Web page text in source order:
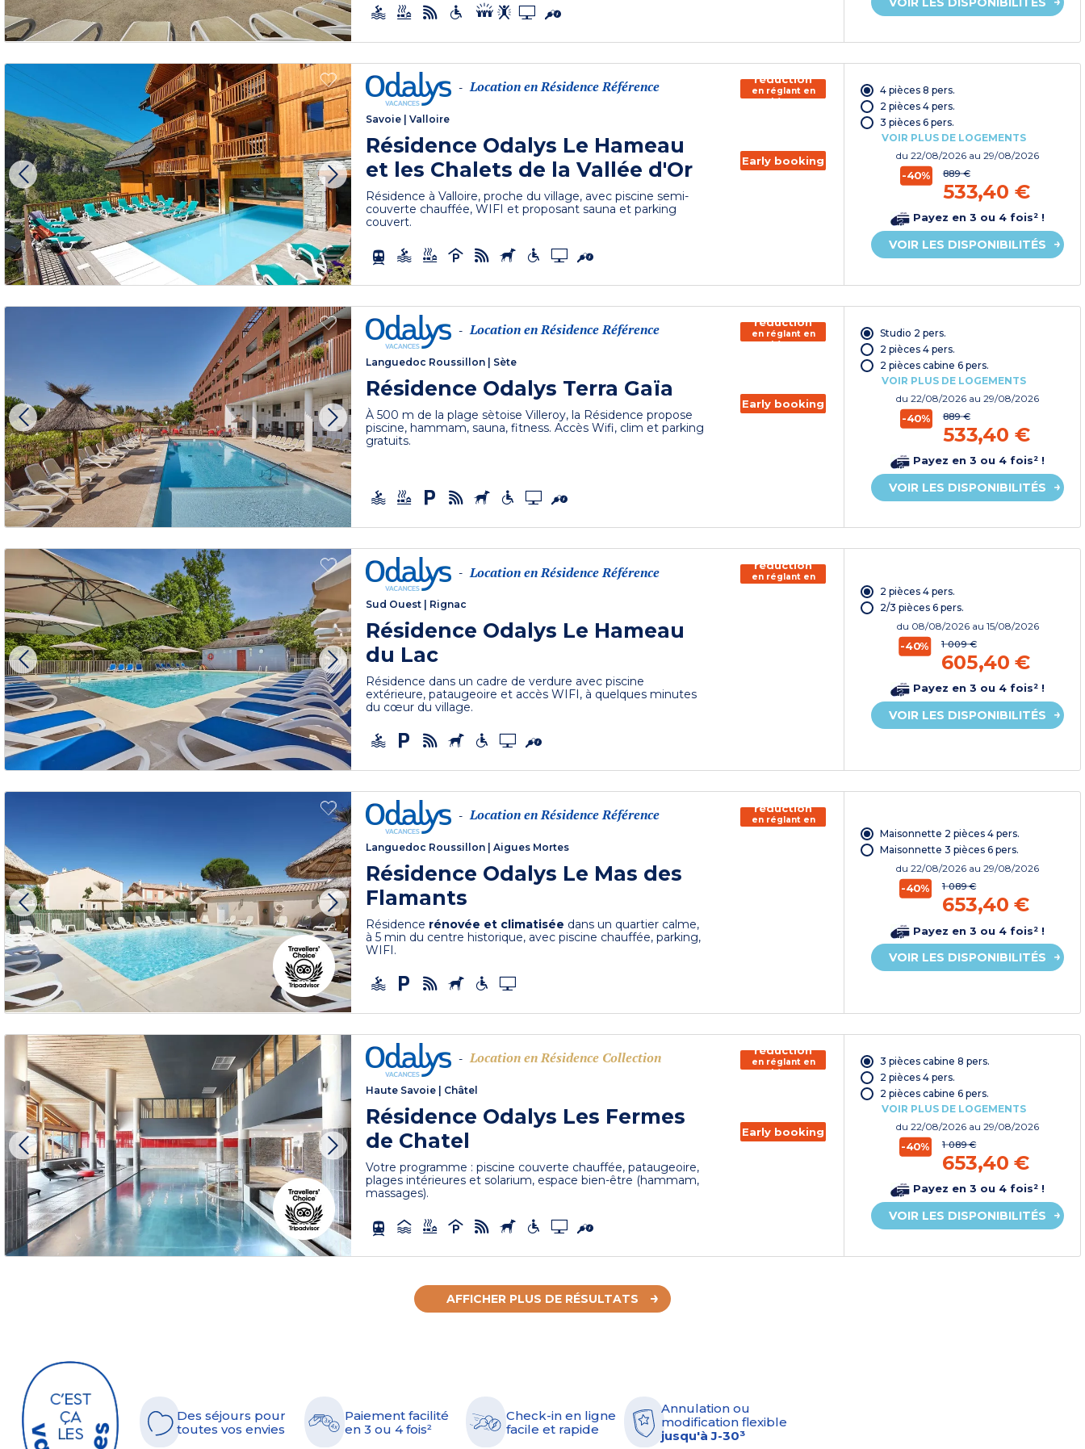
- Location en Résidence Référence
Savoie |Valloire
Résidence Odalys Le Hameau
et les Chalets de la Vallée d'Or
Résidence à Valloire, proche du village, avec piscine semi-
couverte chauffée, WIFI et proposant sauna et parking
couvert.
150€ de
réduction
en réglant en
chèque
Early booking
4 pièces 8 pers.
2 pièces 4 pers.
3 pièces 6 pers.
VOIR PLUS DE LOGEMENTS
du22/08/2026 au 29/08/2026
-40% 889 €
533,40 €
Payez en 3 ou 4 fois² !
VOIR LES DISPONIBILITÉS
- Location en Résidence Référence
Languedoc Roussillon | Sète
Résidence Odalys Terra Gaïa
À 500 m de la plage sètoise Villeroy, la Résidence propose
piscine, hammam, sauna, fitness. Accès Wifi, clim et parking
gratuits.
150€ de
réduction
en réglant en
chèque
Early booking
Studio 2 pers.
2 pièces 4 pers.
2 pièces cabine 6 pers.
VOIR PLUS DE LOGEMENTS
du22/08/2026 au 29/08/2026
-40% 889 €
533,40 €
Payez en 3 ou 4 fois² !
VOIR LES DISPONIBILITÉS
- Location en Résidence Référence
Sud Ouest Rignac
Résidence Odalys Le Hameau
du Lac
Résidence dans un cadre de verdure avec piscine
extérieure, pataugeoire et accès WIFI, à quelques minutes
du cœur du village.
150€ de
réduction
en réglant en
chèque
2 pièces 4 pers.
2/3 pièces 6 pers.
du 08/08/2026 au 15/08/2026
-40% 1 009 €
605,40 €
Payez en 3 ou 4 fois² !
VOIR LES DISPONIBILITÉS
- Location en Résidence Référence
Languedoc Roussillon |Aigues Mortes
Résidence Odalys Le Mas des
Flamants
Résidence rénovée et climatisée dans un quartier calme,
à 5 min du centre historique, avec piscine chauffée, parking,
WIFI.
150€ de
réduction
en réglant en
chèque
Maisonnette 2 pièces 4 pers.
Maisonnette 3 pièces 6 pers.
du22/08/2026 au 29/08/2026
-40% 1 089 €
653,40 €
Payez en 3 ou 4 fois² !
VOIR LES DISPONIBILITÉS
- Location en Résidence Collection
Haute Savoie Châtel
Résidence Odalys Les Fermes
de Chatel
Votre programme : piscine couverte chauffée, pataugeoire,
plages intérieures et solarium, espace bien-être (hammam,
massages).
150€ de
réduction
en réglant en
chèque
Early booking
3 pièces cabine 8 pers.
2 pièces 4 pers.
2 pièces cabine 6 pers.
VOIR PLUS DE LOGEMENTS
du22/08/2026 au 29/08/2026
-40% 1 089 €
653,40 €
Payez en 3 ou 4 fois² !
VOIR LES DISPONIBILITÉS
AFFICHER PLUS DE RÉSULTATS
Des séjours pour
toutes vos envies
Paiement facilité
en 3 ou 4 fois²
Check-in en ligne
facile et rapide
Annulation ou
modification flexible
jusqu'à J-30³